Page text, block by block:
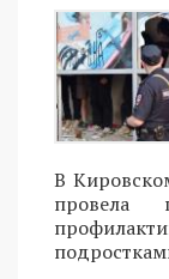
В
провела